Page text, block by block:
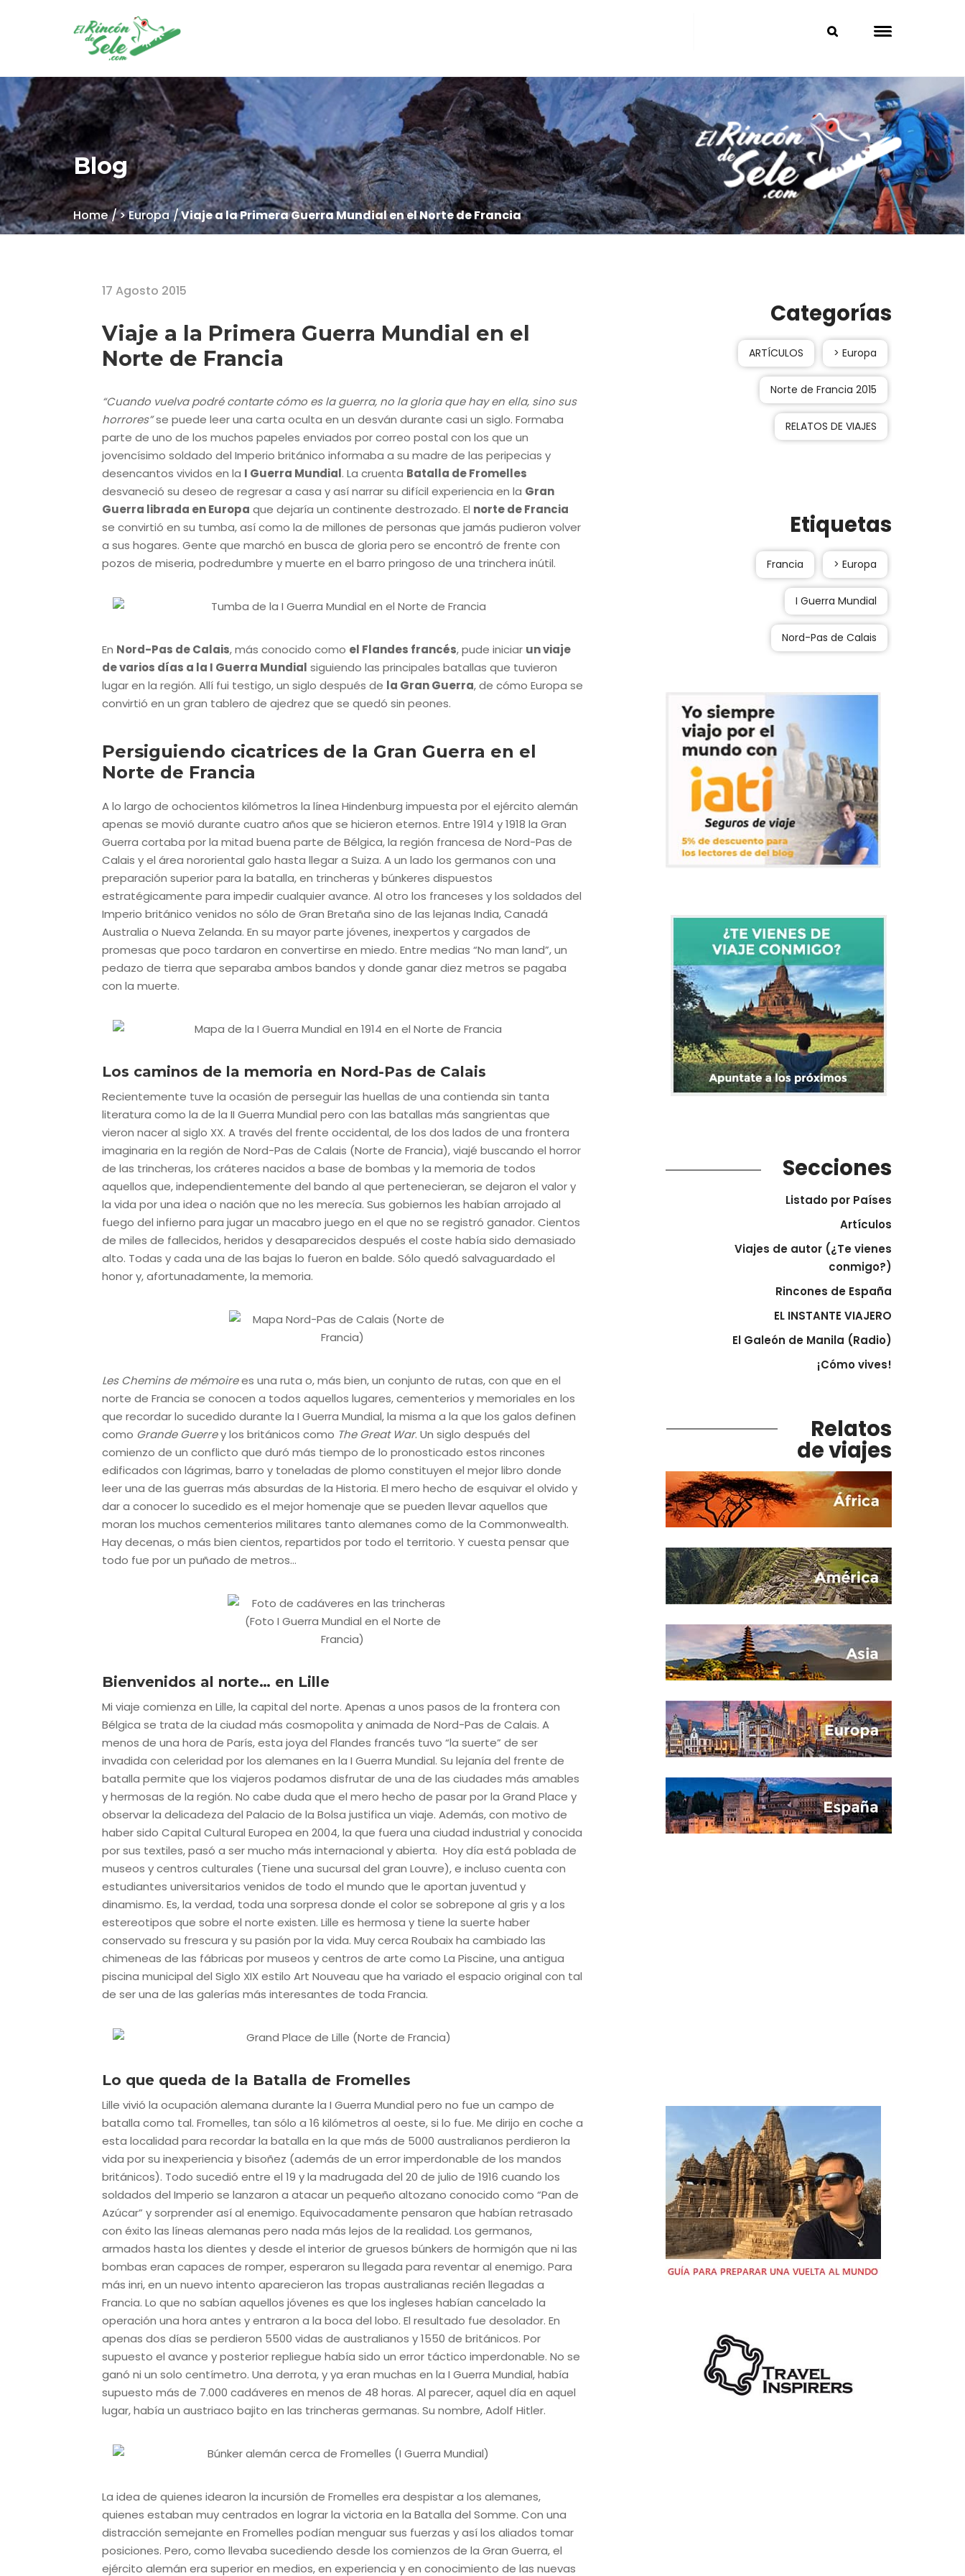
Blog
Home > Europa Viaje a la Primera Guerra Mundial en el Norte de Francia
17 Agosto 2015
Viaje a la Primera Guerra Mundial en el
Norte de Francia
“Cuando vuelva podré contarte cómo es la guerra, no la gloria que hay en ella, sino sus
horrores”se puede leer una carta oculta en un desván durante casi un siglo. Formaba
parte de uno de los muchos papeles enviados por correo postal con los que un
jovencísimo soldado del Imperio británico informaba a su madre de las peripecias y
desencantos vividos en la I Guerra Mundial. La cruenta Batalla de Fromelles
desvaneció su deseo de regresar a casa y así narrar su difícil experiencia en la Gran
Guerra librada en Europa que dejaría un continente destrozado. El norte de Francia
se convirtió en su tumba, así como la de millones de personas que jamás pudieron volver
a sus hogares. Gente que marchó en busca de gloria pero se encontró de frente con
pozos de miseria, podredumbre y muerte en el barro pringoso de una trinchera inútil.
En Nord-Pas de Calais, más conocido como el Flandes francés, pude iniciar un viaje
de varios días a la I Guerra Mundial siguiendo las principales batallas que tuvieron
lugar en la región. Allí fui testigo, un siglo después de la Gran Guerra, de cómo Europa se
convirtió en un gran tablero de ajedrez que se quedó sin peones.
Persiguiendo cicatrices de la Gran Guerra en el
Norte de Francia
A lo largo de ochocientos kilómetros la línea Hindenburg impuesta por el ejército alemán
apenas se movió durante cuatro años que se hicieron eternos. Entre 1914 y 1918 la Gran
Guerra cortaba por la mitad buena parte de Bélgica, la región francesa de Nord-Pas de
Calais y el área nororiental galo hasta llegar a Suiza. A un lado los germanos con una
preparación superior para la batalla, en trincheras y búnkeres dispuestos
estratégicamente para impedir cualquier avance. Al otro los franceses y los soldados del
Imperio británico venidos no sólo de Gran Bretaña sino de las lejanas India, Canadá
Australia o Nueva Zelanda. En su mayor parte jóvenes, inexpertos y cargados de
promesas que poco tardaron en convertirse en miedo. Entre medias “No man land”, un
pedazo de tierra que separaba ambos bandos y donde ganar diez metros se pagaba
con la muerte.
Los caminos de la memoria en Nord-Pas de Calais
Recientemente tuve la ocasión de perseguir las huellas de una contienda sin tanta
literatura como la de la II Guerra Mundial pero con las batallas más sangrientas que
vieron nacer al siglo XX. A través del frente occidental, de los dos lados de una frontera
imaginaria en la región de Nord-Pas de Calais (Norte de Francia), viajé buscando el horror
de las trincheras, los cráteres nacidos a base de bombas y la memoria de todos
aquellos que, independientemente del bando al que pertenecieran, se dejaron el valor y
la vida por una idea o nación que no les merecía. Sus gobiernos les habían arrojado al
fuego del infierno para jugar un macabro juego en el que no se registró ganador. Cientos
de miles de fallecidos, heridos y desaparecidos después el coste había sido demasiado
alto. Todas y cada una de las bajas lo fueron en balde. Sólo quedó salvaguardado el
honor y, afortunadamente, la memoria.
Les Chemins de mémoirees una ruta o, más bien, un conjunto de rutas, con que en el
norte de Francia se conocen a todos aquellos lugares, cementerios y memoriales en los
que recordar lo sucedido durante la I Guerra Mundial, la misma a la que los galos definen
como Grande Guerrey los británicos como The Great War. Un siglo después del
comienzo de un conflicto que duró más tiempo de lo pronosticado estos rincones
edificados con lágrimas, barro y toneladas de plomo constituyen el mejor libro donde
leer una de las guerras más absurdas de la Historia. El mero hecho de esquivar el olvido y
dar a conocer lo sucedido es el mejor homenaje que se pueden llevar aquellos que
moran los muchos cementerios militares tanto alemanes como de la Commonwealth.
Hay decenas, o más bien cientos, repartidos por todo el territorio. Y cuesta pensar que
todo fue por un puñado de metros…
Bienvenidos al norte… en Lille
Mi viaje comienza en Lille, la capital del norte. Apenas a unos pasos de la frontera con
Bélgica se trata de la ciudad más cosmopolita y animada de Nord-Pas de Calais. A
menos de una hora de París, esta joya del Flandes francés tuvo “la suerte” de ser
invadida con celeridad por los alemanes en la I Guerra Mundial. Su lejanía del frente de
batalla permite que los viajeros podamos disfrutar de una de las ciudades más amables
y hermosas de la región. No cabe duda que el mero hecho de pasar por la Grand Place y
observar la delicadeza del Palacio de la Bolsa justifica un viaje. Además, con motivo de
haber sido Capital Cultural Europea en 2004, la que fuera una ciudad industrial y conocida
por sus textiles, pasó a ser mucho más internacional y abierta. Hoy día está poblada de
museos y centros culturales (Tiene una sucursal del gran Louvre), e incluso cuenta con
estudiantes universitarios venidos de todo el mundo que le aportan juventud y
dinamismo. Es, la verdad, toda una sorpresa donde el color se sobrepone al gris y a los
estereotipos que sobre el norte existen. Lille es hermosa y tiene la suerte haber
conservado su frescura y su pasión por la vida. Muy cerca Roubaix ha cambiado las
chimeneas de las fábricas por museos y centros de arte como La Piscine, una antigua
piscina municipal del Siglo XIX estilo Art Nouveau que ha variado el espacio original con tal
de ser una de las galerías más interesantes de toda Francia.
Lo que queda de la Batalla de Fromelles
Lille vivió la ocupación alemana durante la I Guerra Mundial pero no fue un campo de
batalla como tal. Fromelles, tan sólo a 16 kilómetros al oeste, si lo fue. Me dirijo en coche a
esta localidad para recordar la batalla en la que más de 5000 australianos perdieron la
vida por su inexperiencia y bisoñez (además de un error imperdonable de los mandos
británicos). Todo sucedió entre el 19 y la madrugada del 20 de julio de 1916 cuando los
soldados del Imperio se lanzaron a atacar un pequeño altozano conocido como “Pan de
Azúcar” y sorprender así al enemigo. Equivocadamente pensaron que habían retrasado
con éxito las líneas alemanas pero nada más lejos de la realidad. Los germanos,
armados hasta los dientes y desde el interior de gruesos búnkers de hormigón que ni las
bombas eran capaces de romper, esperaron su llegada para reventar al enemigo. Para
más inri, en un nuevo intento aparecieron las tropas australianas recién llegadas a
Francia. Lo que no sabían aquellos jóvenes es que los ingleses habían cancelado la
operación una hora antes y entraron a la boca del lobo. El resultado fue desolador. En
apenas dos días se perdieron 5500 vidas de australianos y 1550 de británicos. Por
supuesto el avance y posterior repliegue había sido un error táctico imperdonable. No se
ganó ni un solo centímetro. Una derrota, y ya eran muchas en la I Guerra Mundial, había
supuesto más de 7.000 cadáveres en menos de 48 horas. Al parecer, aquel día en aquel
lugar, había un austriaco bajito en las trincheras germanas. Su nombre, Adolf Hitler.
La idea de quienes idearon la incursión de Fromelles era despistar a los alemanes,
quienes estaban muy centrados en lograr la victoria en la Batalla del Somme. Con una
distracción semejante en Fromelles podían menguar sus fuerzas y así los aliados tomar
posiciones. Pero, como llevaba sucediendo desde los comienzos de la Gran Guerra, el
ejército alemán era superior en medios, en experiencia y en conocimiento de las nuevas
Categorías
> Europa
ARTÍCULOS
Norte de Francia 2015
RELATOS DE VIAJES
Etiquetas
> Europa
Francia
I Guerra Mundial
Nord-Pas de Calais
Secciones
Listado por Países
Artículos
Viajes de autor (¿Te vienes
conmigo?)
Rincones de España
EL INSTANTE VIAJERO
El Galeón de Manila (Radio)
¡Cómo vives!
Relatos
de viajes